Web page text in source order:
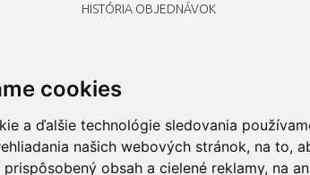
cookies
a ďalšie technológie sledovania
našich webových stránok, na to,
obsah a cielené reklamy, na
HISTÓRIA OBJEDNÁVOK